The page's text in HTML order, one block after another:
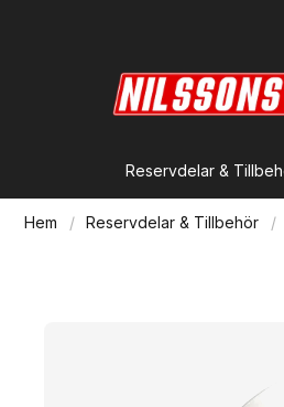
Reservdelar &
Hem Reservdelar & Tillbehör